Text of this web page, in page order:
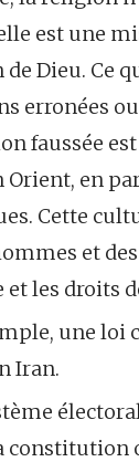
est une
de Dieu. Ce
erronées
faussée
Orient, en
Cette
et
les droits
une loi
Iran.
constitution